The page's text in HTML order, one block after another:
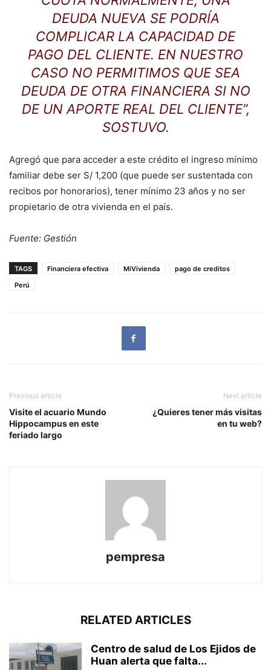
DEUDA NUEVA SE PODRÍA
COMPLICAR LA CAPACIDAD DE
PAGO DEL CLIENTE. EN NUESTRO
CASO NO PERMITIMOS QUE SEA
DEUDA DE OTRA FINANCIERA SI NO
DE UN APORTE REAL DEL CLIENTE”,
SOSTUVO.
Agregó que para acceder a este crédito el ingreso mínimo
familiar debe ser S/ 1,200 (que puede ser sustentada con
recibos por honorarios), tener mínimo 23 años y no ser
propietario de otra vivienda en el país.
Fuente: Gestión
TAGS Financiera efectiva MiVivienda
pago de creditos
Perú
Previous article
Visite el acuario Mundo
Hippocampus en este
feriado largo
Next article
¿Quieres tener más visitas
en tu web?
pempresa
RELATED ARTICLES
Centro de salud de Los Ejidos de
Huan alerta que falta...